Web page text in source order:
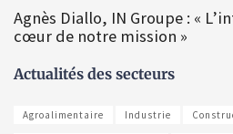
Agnès Diallo, IN Groupe : «
cœur de notre mission »
Actualités des secteurs
Agroalimentaire Industrie